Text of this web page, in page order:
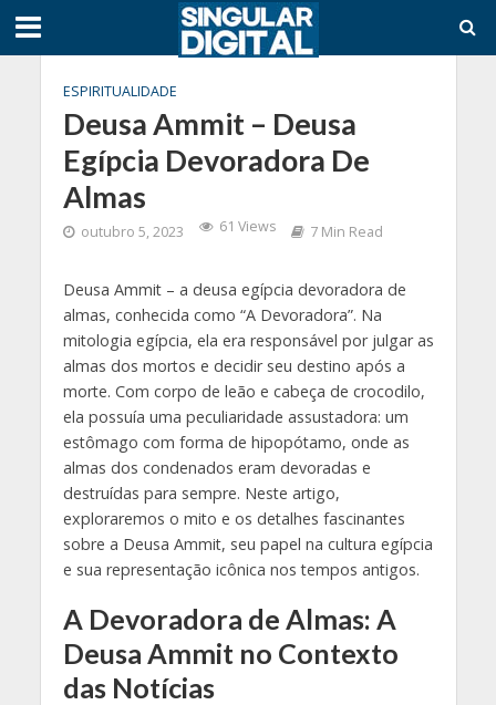
ESPIRITUALIDADE
Deusa Ammit – Deusa
Egípcia Devoradora De
Almas
outubro 5, 2023 61 Views 7 Min Read
Deusa Ammit – a deusa egípcia devoradora de
almas, conhecida como “A Devoradora”. Na
mitologia egípcia, ela era responsável por julgar as
almas dos mortos e decidir seu destino após a
morte. Com corpo de leão e cabeça de crocodilo,
ela possuía uma peculiaridade assustadora: um
estômago com forma de hipopótamo, onde as
almas dos condenados eram devoradas e
destruídas para sempre. Neste artigo,
exploraremos o mito e os detalhes fascinantes
sobre a Deusa Ammit, seu papel na cultura egípcia
e sua representação icônica nos tempos antigos.
A Devoradora de Almas: A
Deusa Ammit no Contexto
das Notícias